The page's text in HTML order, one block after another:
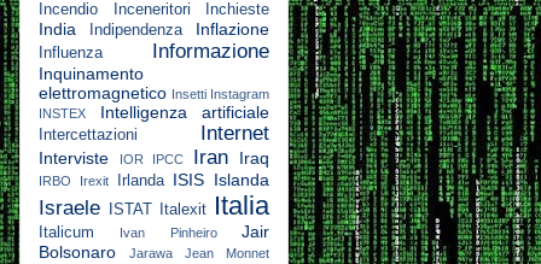
Incendio Inceneritori Inchieste
India Indipendenza Inflazione
Influenza Informazione
Inquinamento
elettromagnetico Insetti Instagram
INSTEX
Intelligenza artificiale
Intercettazioni Internet
Interviste IOR IPCC Iran Iraq
IRBO Irexit Irlanda ISIS Islanda
Israele ISTAT Italexit Italia
Italicum Ivan Pinheiro
Jair
Bolsonaro
Jarawa
Jean Monnet